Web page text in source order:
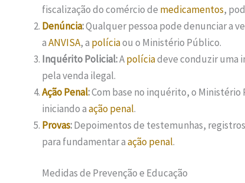
fiscalização do comércio de medicamentos,
Denúncia:Qualquer pessoa pode denunciar a
aANVISA, a políciaou o Ministério Público.
Inquérito Policial:Apolíciadeve conduzir uma
pela venda ilegal.
Ação Penal:Com base no inquérito, o
iniciando aação penal.
Provas:Depoimentos de testemunhas,
para fundamentar aação penal.
Medidas de Prevenção e Educação